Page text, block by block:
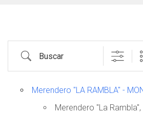
Buscar
Merendero "LA RAMBLA" -
Merendero "La